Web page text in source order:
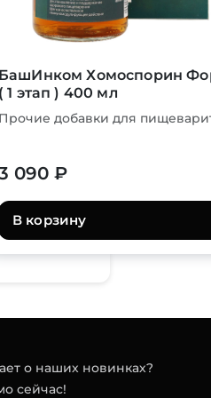
БашИнком Хомоспорин
( 1 этап ) 400 мл
090 ₽
В корзину
о наших новинках?
сейчас!